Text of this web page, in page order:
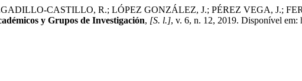
CASTILLO, R.; LÓPEZ GONZÁLEZ, J.; PÉREZ VEGA, J.;
y Grupos de Investigación, [S. l.], v. 6, n. 12, 2019. Disponível